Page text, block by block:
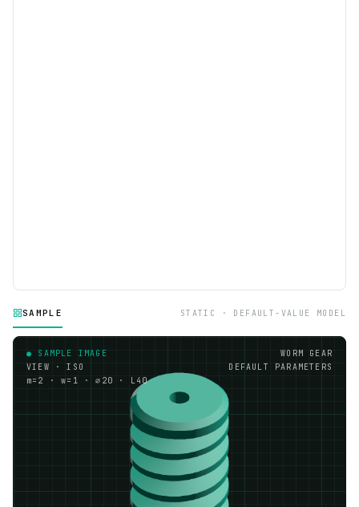
SAMPLE STATIC · DEFAULT-VALUE MODEL
● SAMPLE IMAGE
VIEW · ISO
m=2 · w=1 · ⌀20 · L40
WORM GEAR
DEFAULT PARAMETERS